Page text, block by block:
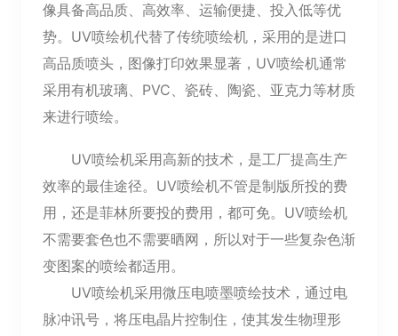
像具备高品质、高效率、运输便捷、投入低等优
势。 UV喷绘机代替了传统喷绘机，采用的是进口
高品质喷头，图像打印效果显著，UV喷绘机通常
采用有机玻璃、PVC、瓷砖、陶瓷、亚克力等材质
来进行喷绘。
UV喷绘机采用高新的技术，是工厂提高生产
效率的最佳途径。UV喷绘机不管是制版所投的费
用，还是菲林所要投的费用，都可免。UV喷绘机
不需要套色也不需要晒网，所以对于一些复杂色渐
变图案的喷绘都适用。
UV喷绘机采用微压电喷墨喷绘技术，通过电
脉冲讯号，将压电晶片控制住，使其发生物理形